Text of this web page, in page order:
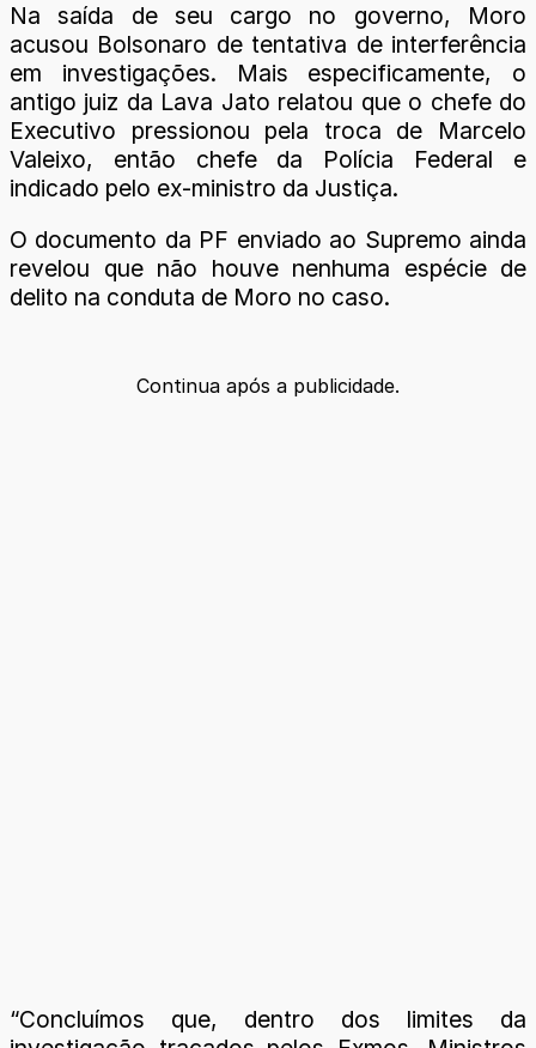
Na saída de seu cargo no governo, Moro
acusou Bolsonaro de tentativa de interferência
em investigações. Mais especificamente, o
antigo juiz da Lava Jato relatou que o chefe do
Executivo pressionou pela troca de Marcelo
Valeixo, então chefe da Polícia Federal e
indicado pelo ex-ministro da Justiça.
O documento da PF enviado ao Supremo ainda
revelou que não houve nenhuma espécie de
delito na conduta de Moro no caso.
Continua após a publicidade.
“Concluímos que, dentro dos limites da